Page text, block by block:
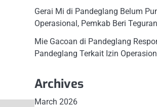
Gerai Mi di Pandeglang Belum
Operasional, Pemkab Beri Teguran
Mie Gacoan di Pandeglang
Pandeglang Terkait Izin
Archives
March 2026